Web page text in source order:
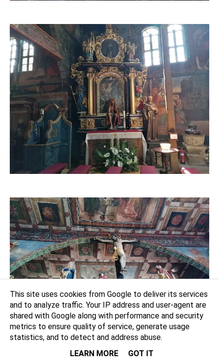
This site uses cookies from Google to deliver its services
and to analyze traffic. Your IP address and user-agent are
shared with Google along with performance and security
metrics to ensure quality of service, generate usage
statistics, and to detect and address abuse.
LEARN MORE
GOT IT